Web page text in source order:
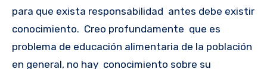
para que exista responsabilidad antes debe existir
conocimiento. Creo profundamente que es
problema de educación alimentaria de la población
en general, no hay conocimiento sobre su